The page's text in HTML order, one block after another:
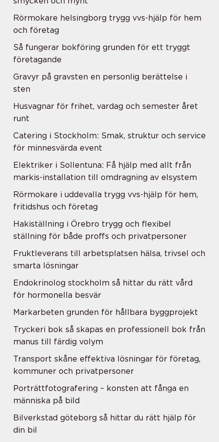
Rörmokare helsingborg trygg vvs-hjälp för hem
och företag
Så fungerar bokföring grunden för ett tryggt
företagande
Gravyr på gravsten en personlig berättelse i
sten
Husvagnar för frihet, vardag och semester året
runt
Catering i Stockholm: Smak, struktur och service
för minnesvärda event
Elektriker i Sollentuna: Få hjälp med allt från
markis-installation till omdragning av elsystem
Rörmokare i uddevalla trygg vvs-hjälp för hem,
fritidshus och företag
Hakiställning i Örebro trygg och flexibel
ställning för både proffs och privatpersoner
Fruktleverans till arbetsplatsen hälsa, trivsel och
smarta lösningar
Endokrinolog stockholm så hittar du rätt vård
för hormonella besvär
Markarbeten grunden för hållbara byggprojekt
Tryckeri bok så skapas en professionell bok från
manus till färdig volym
Transport skåne effektiva lösningar för företag,
kommuner och privatpersoner
Porträttfotografering – konsten att fånga en
människa på bild
Bilverkstad göteborg så hittar du rätt hjälp för
din bil